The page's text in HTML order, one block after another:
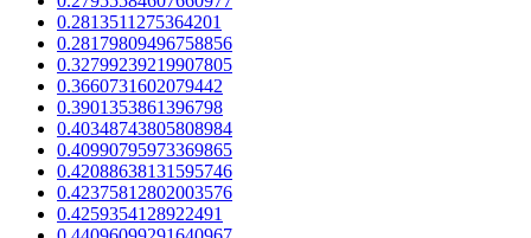
0.2813511275364201
0.28179809496758856
0.32799239219907805
0.3660731602079442
0.3901353861396798
0.40348743805808984
0.40990795973369865
0.42088638131595746
0.42375812802003576
0.4259354128922491